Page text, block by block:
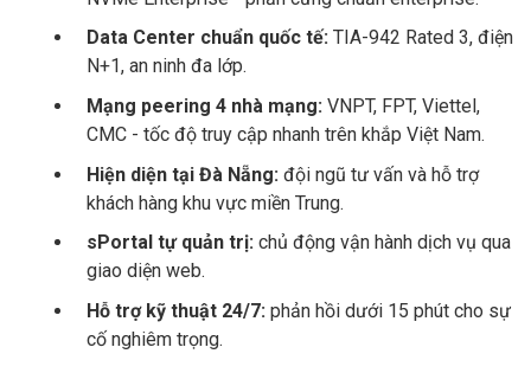
Data Center chuẩn quốc tế: TIA-942 Rated 3, điện
N+1, an ninh đa lớp.
Mạng peering 4 nhà mạng: VNPT, FPT, Viettel,
CMC - tốc độ truy cập nhanh trên khắp Việt Nam.
Hiện diện tại Đà Nẵng: đội ngũ tư vấn và hỗ trợ
khách hàng khu vực miền Trung.
sPortal tự quản trị: chủ động vận hành dịch vụ qua
giao diện web.
Hỗ trợ kỹ thuật 24/7: phản hồi dưới 15 phút cho sự
cố nghiêm trọng.